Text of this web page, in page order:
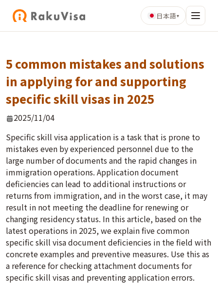
日本語▾
5 common mistakes and solutions
in applying for and supporting
specific skill visas in 2025
2025/11/04
Specific skill visa application is a task that is prone to
mistakes even by experienced personnel due to the
large number of documents and the rapid changes in
immigration operations. Application document
deficiencies can lead to additional instructions or
returns from immigration, and in the worst case, it may
result in not meeting the deadline for renewing or
changing residency status. In this article, based on the
latest operations in 2025, we explain five common
specific skill visa document deficiencies in the field with
concrete examples and preventive measures. Use this as
a reference for checking attachment documents for
specific skill visas and preventing application errors.